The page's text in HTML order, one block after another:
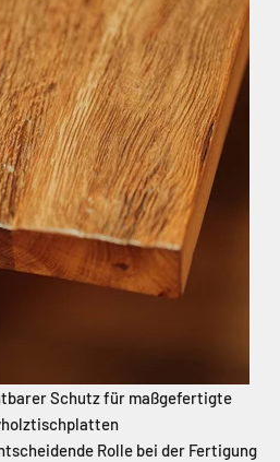
Schutz für maßgefertigte
Rolle bei der Fertigung